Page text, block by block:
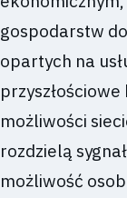
gospodarstw
opartych na
możliwości
rozdzielą
możliwość